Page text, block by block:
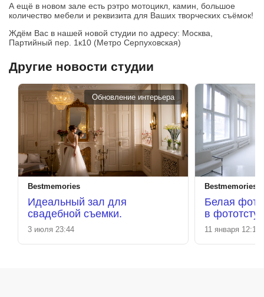
А ещё в новом зале есть рэтро мотоцикл, камин, большое
количество мебели и реквизита для Ваших творческих съёмок!
Ждём Вас в нашей новой студии по адресу: Москва,
Партийный пер. 1к10 (Метро Серпуховская)
Другие новости студии
Обновление интерьера
Bestmemories
Идеальный зал для
свадебной съемки.
3 июля 23:44
Bestmemories
Белая
в
Зал БЕЛЫЙ
11 января 12:12